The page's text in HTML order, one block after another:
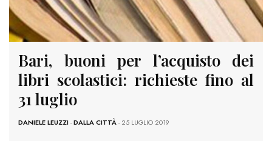
Bari, buoni per l’acquisto dei
libri scolastici: richieste fino al
31 luglio
DANIELE LEUZZI-DALLA CITTÀ- 25 LUGLIO 2019